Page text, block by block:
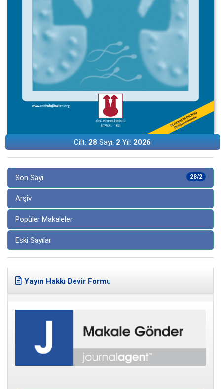
Cilt: 28 Sayı: 2 Yıl: 2026
28/2
Son Sayı
Arşiv
Popüler Makaleler
Eski Sayılar
Yayın Hakkı Devir Formu